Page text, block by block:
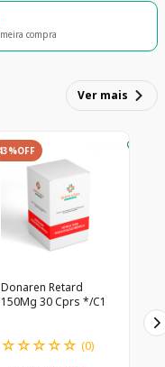
compra
Ver mais
OFF
Donaren Retard
150Mg 30 Cprs */C1
☆☆☆☆☆ (0)